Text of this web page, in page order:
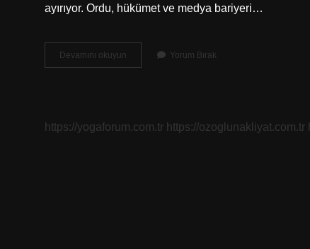
ayırıyor. Ordu, hükümet ve medya bariyeri…
Devamını okuyun
The
Yorum Bırak
https://yogaforum.com.tr https://ozoglunakliyat.com.tr